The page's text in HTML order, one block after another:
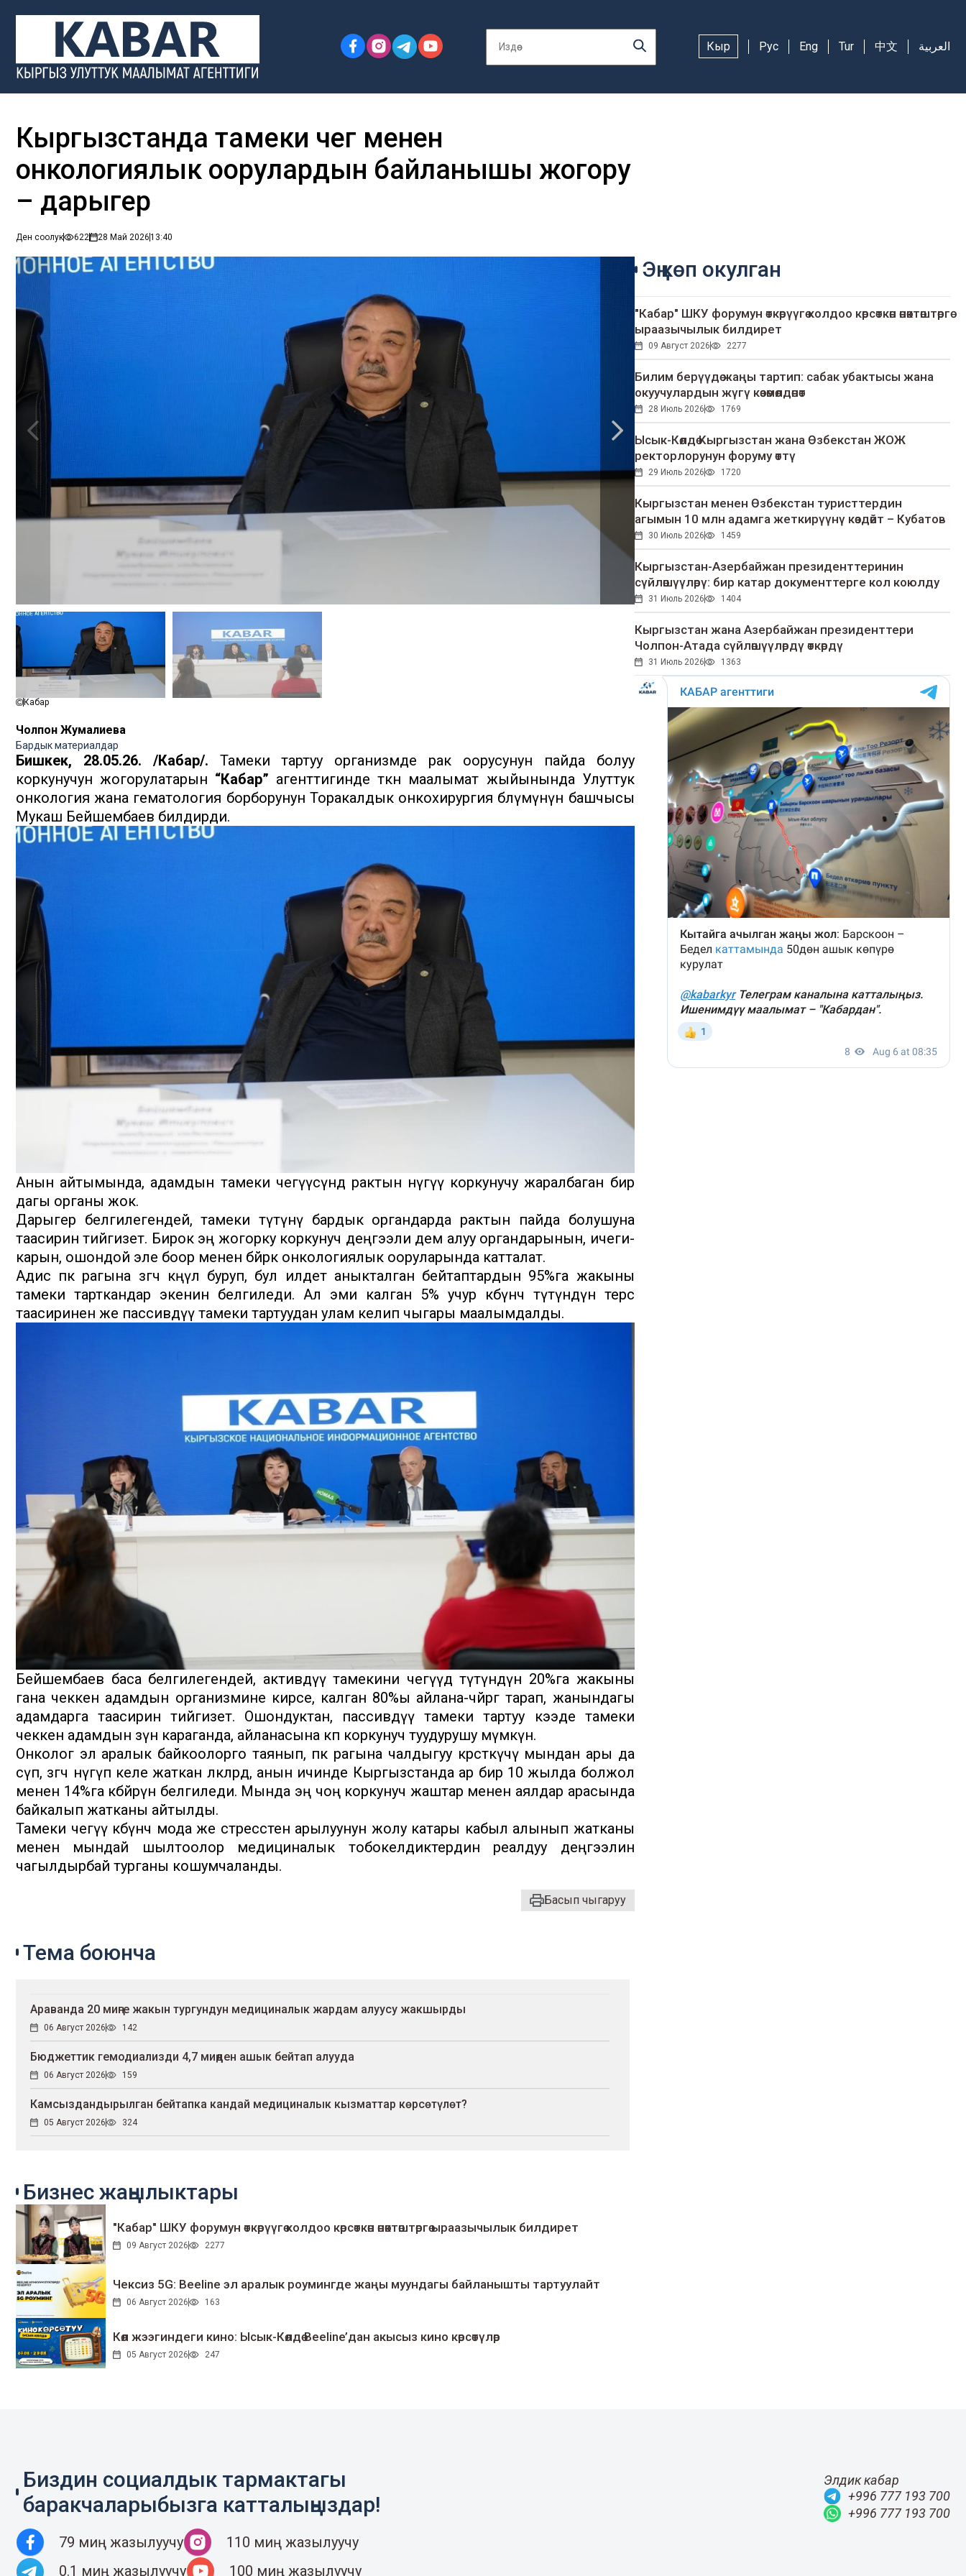
Кыр Рус Eng Tur 中文 العربية
Кыргызстанда тамеки чегүү менен
онкологиялык оорулардын байланышы жогору
– дарыгер
Ден соолук 622 28 Май 202613:40
Кабар
Чолпон Жумалиева
Бардык материалдар
Бишкек, 28.05.26. /Кабар/. Тамеки тартуу организмде рак оорусунун пайда болуу
коркунучун жогорулатарын “Кабар” агенттигинде өткөн маалымат жыйынында Улуттук
онкология жана гематология борборунун Торакалдык онкохирургия бөлүмүнүн башчысы
Мукаш Бейшембаев билдирди.
Анын айтымында, адамдын тамеки чегүүсүндө рактын өнүгүү коркунучу жаралбаган бир
дагы органы жок.
Дарыгер белгилегендей, тамеки түтүнү бардык органдарда рактын пайда болушуна
таасирин тийгизет. Бирок эң жогорку коркунуч деңгээли дем алуу органдарынын, ичеги-
карын, ошондой эле боор менен бөйрөк онкологиялык ооруларында катталат.
Адис өпкө рагына өзгөчө көңүл буруп, бул илдет аныкталган бейтаптардын 95%га жакыны
тамеки тарткандар экенин белгиледи. Ал эми калган 5% учур көбүнчө түтүндүн терс
таасиринен же пассивдүү тамеки тартуудан улам келип чыгары маалымдалды.
Бейшембаев баса белгилегендей, активдүү тамекини чегүүдө түтүндүн 20%га жакыны
гана чеккен адамдын организмине кирсе, калган 80%ы айлана-чөйрөгө тарап, жанындагы
адамдарга таасирин тийгизет. Ошондуктан, пассивдүү тамеки тартуу кээде тамеки
чеккен адамдын өзүнө караганда, айланасына көп коркунуч туудурушу мүмкүн.
Онколог эл аралык байкоолорго таянып, өпкө рагына чалдыгуу көрсөткүчү мындан ары да
өсүп, өзгөчө өнүгүп келе жаткан өлкөлөрдө, анын ичинде Кыргызстанда ар бир 10 жылда болжол
менен 14%га көбөйөрүн белгиледи. Мында эң чоң коркунуч жаштар менен аялдар арасында
байкалып жатканы айтылды.
Тамеки чегүү көбүнчө мода же стресстен арылуунун жолу катары кабыл алынып жатканы
менен мындай шылтоолор медициналык тобокелдиктердин реалдуу деңгээлин
чагылдырбай турганы кошумчаланды.
Басып чыгаруу
Эң көп окулган
"Кабар" ШКУ форумун өткөрүүгө колдоо көрсөткөн өнөктөштөргө
ыраазычылык билдирет
09 Август 2026 2277
Билим берүүдө жаңы тартип: сабак убактысы жана
окуучулардын жүгү көзөмөлдөнөт
28 Июль 2026 1769
Ысык-Көлдө Кыргызстан жана Өзбекстан ЖОЖ
ректорлорунун форуму өттү
29 Июль 2026 1720
Кыргызстан менен Өзбекстан туристтердин
агымын 10 млн адамга жеткирүүнү көздөйт – Кубатов
30 Июль 2026 1459
Кыргызстан-Азербайжан президенттеринин
сүйлөшүүлөрү: бир катар документтерге кол коюлду
31 Июль 2026 1404
Кыргызстан жана Азербайжан президенттери
Чолпон-Атада сүйлөшүүлөрдү өткөрдү
31 Июль 2026 1363
Тема боюнча
Араванда 20 миңге жакын тургундун медициналык жардам алуусу жакшырды
06 Август 2026 142
Бюджеттик гемодиализди 4,7 миңден ашык бейтап алууда
06 Август 2026 159
Камсыздандырылган бейтапка кандай медициналык кызматтар көрсөтүлөт?
05 Август 2026 324
Бизнес жаңылыктары
"Кабар" ШКУ форумун өткөрүүгө колдоо көрсөткөн өнөктөштөргө ыраазычылык билдирет
09 Август 2026 2277
Чексиз 5G: Beeline эл аралык роумингде жаңы муундагы байланышты тартуулайт
06 Август 2026 163
Көл жээгиндеги кино: Ысык-Көлдө Beeline’дан акысыз кино көрсөтүлөр
05 Август 2026 247
Биздин социалдык тармактагы
баракчаларыбызга катталыңыздар!
79 миң жазылуучу
110 миң жазылуучу
0.1 миң жазылуучу
100 миң жазылуучу
Элдик кабар
+996 777 193 700
+996 777 193 700